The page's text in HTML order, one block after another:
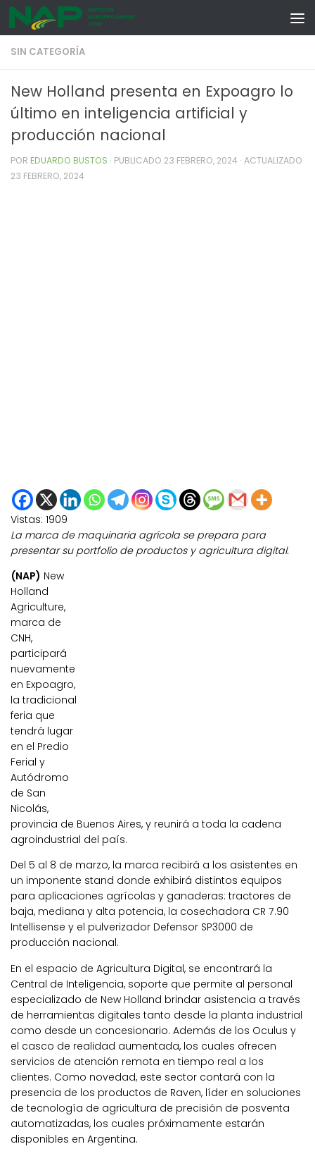
Skip to content
SIN CATEGORÍA
New Holland presenta en Expoagro lo
último en inteligencia artificial y
producción nacional
POR EDUARDO BUSTOS · PUBLICADO 23 FEBRERO, 2024 · ACTUALIZADO
23 FEBRERO, 2024
Vistas: 1909
La marca de maquinaria agrícola se prepara para
presentar su portfolio de productos y agricultura digital.
(NAP) New
Holland
Agriculture,
marca de
CNH,
participará
nuevamente
en Expoagro,
la tradicional
feria que
tendrá lugar
en el Predio
Ferial y
Autódromo
de San
Nicolás,
provincia de Buenos Aires, y reunirá a toda la cadena
agroindustrial del país.
Del 5 al 8 de marzo, la marca recibirá a los asistentes en
un imponente stand donde exhibirá distintos equipos
para aplicaciones agrícolas y ganaderas: tractores de
baja, mediana y alta potencia, la cosechadora CR 7.90
Intellisense y el pulverizador Defensor SP3000 de
producción nacional.
En el espacio de Agricultura Digital, se encontrará la
Central de Inteligencia, soporte que permite al personal
especializado de New Holland brindar asistencia a través
de herramientas digitales tanto desde la planta industrial
como desde un concesionario. Además de los Oculus y
el casco de realidad aumentada, los cuales ofrecen
servicios de atención remota en tiempo real a los
clientes. Como novedad, este sector contará con la
presencia de los productos de Raven, líder en soluciones
de tecnología de agricultura de precisión de posventa
automatizadas, los cuales próximamente estarán
disponibles en Argentina.